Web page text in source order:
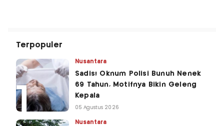
Terpopuler
Nusantara
Sadis! Oknum Polisi Bunuh Nenek
69 Tahun, Motifnya Bikin Geleng
Kepala
05 Agustus 2026
Nusantara